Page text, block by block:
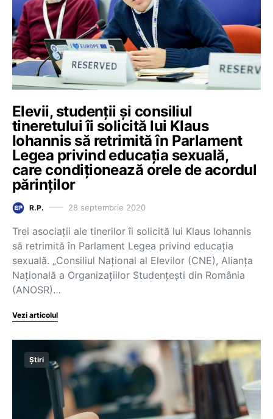
Elevii, studenții și consiliul
tineretului îi solicită lui Klaus
Iohannis să retrimită în Parlament
Legea privind educația sexuală,
care condiționează orele de acordul
părinților
R.P. 28 septembrie 2020
Trei asociații ale tinerilor îi solicită lui Klaus Iohannis
să retrimită în Parlament Legea privind educația
sexuală. „Consiliul Național al Elevilor (CNE), Alianța
Națională a Organizațiilor Studențești din România
(ANOSR)…
Vezi articolul
Știri